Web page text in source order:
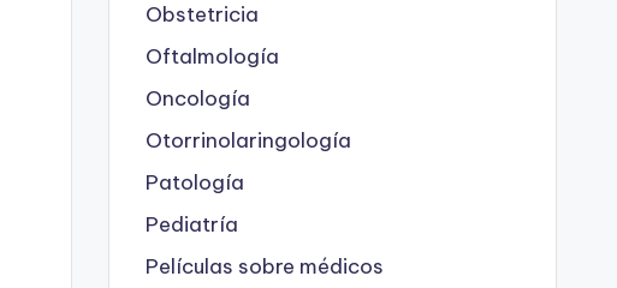
Obstetricia
Oftalmología
Oncología
Otorrinolaringología
Patología
Pediatría
Películas sobre médicos